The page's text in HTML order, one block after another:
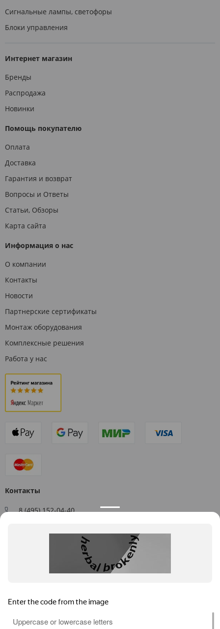
Сигнальные лампы, светофоры
Блоки управления
Интернет магазин
Бренды
Распродажа
Новинки
Помощь покупателю
Оплата
Доставка
Гарантия и возврат
Вопросы и Ответы
Статьи, Обзоры
Карта сайта
Информация о нас
О компании
Контакты
Новости
Партнерские сертификаты
Монтаж оборудования
Комплексные решения
Работа у нас
Контакты
8 (495) 152-04-40
109544, г. Москва, ул. Большая Андроньевская, д. 17
Публичная оферта